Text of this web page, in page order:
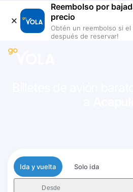
Reembolso por
precio
Obtén un reembolso si el
después de reservar!
Tipo de vuelo
Ida y vuelta Solo ida
Desde